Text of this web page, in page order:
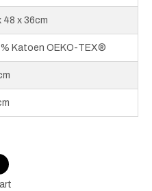
48 x 36cm
Katoen OEKO-TEX®